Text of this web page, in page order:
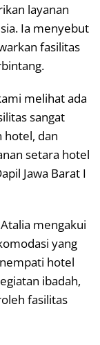
layanan
Ia menyebut
fasilitas
melihat ada
sangat
hotel, dan
setara hotel
Jawa Barat I
mengakui
yang
hotel
ibadah,
fasilitas